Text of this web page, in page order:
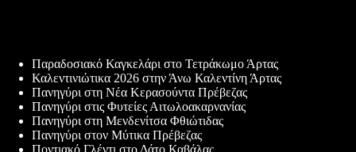
Παραδοσιακό Καγκελάρι στο Τετράκωμο Άρτας
Καλεντινιώτικα 2026 στην Άνω Καλεντίνη Άρτας
Πανηγύρι στη Νέα Κερασούντα Πρέβεζας
Πανηγύρι στις Φυτείες Αιτωλοακαρνανίας
Πανηγύρι στη Μενδενίτσα Φθιώτιδας
Πανηγύρι στον Μύτικα Πρέβεζας